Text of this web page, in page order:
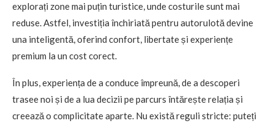
explorați zone mai puțin turistice, unde costurile sunt mai
reduse. Astfel, investiția închiriată pentru autorulotă devine
una inteligentă, oferind confort, libertate și experiențe
premium la un cost corect.
În plus, experiența de a conduce împreună, de a descoperi
trasee noi și de a lua decizii pe parcurs întărește relația și
creează o complicitate aparte. Nu există reguli stricte: puteți